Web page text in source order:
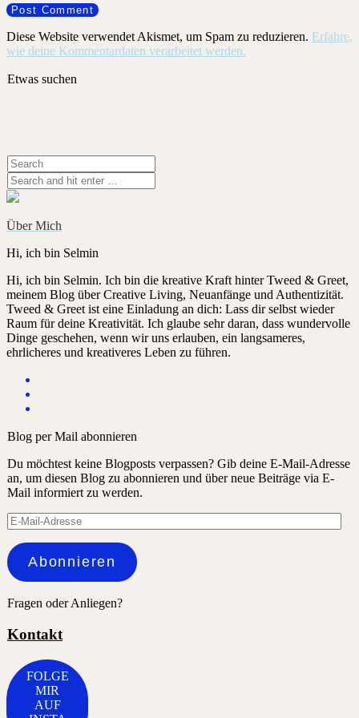
Diese Website verwendet Akismet, um Spam zu reduzieren. Erfahre,
wie deine Kommentardaten verarbeitet werden.
Etwas suchen
Über Mich
Hi, ich bin Selmin
Hi, ich bin Selmin. Ich bin die kreative Kraft hinter Tweed & Greet,
meinem Blog über Creative Living, Neuanfänge und Authentizität.
Tweed & Greet ist eine Einladung an dich: Lass dir selbst wieder
Raum für deine Kreativität. Ich glaube sehr daran, dass wundervolle
Dinge geschehen, wenn wir uns erlauben, ein langsameres,
ehrlicheres und kreativeres Leben zu führen.
Blog per Mail abonnieren
Du möchtest keine Blogposts verpassen? Gib deine E-Mail-Adresse
an, um diesen Blog zu abonnieren und über neue Beiträge via E-
Mail informiert zu werden.
E-
Mail-
Adresse
Abonnieren
Fragen oder Anliegen?
Kontakt
FOLGE
MIR
AUF